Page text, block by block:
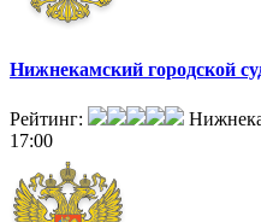
Нижнекамский городской
Рейтинг:
17:00